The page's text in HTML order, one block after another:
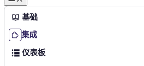
基础
集成
仪表板